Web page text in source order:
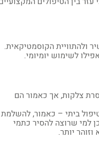
הקוסמטיקאית.
לשימוש יומיומי.
צלקות, אך כאמור הם
ביתי – כאמור, להשלמת
למי שרוצה להסיר כתמי
יותר.